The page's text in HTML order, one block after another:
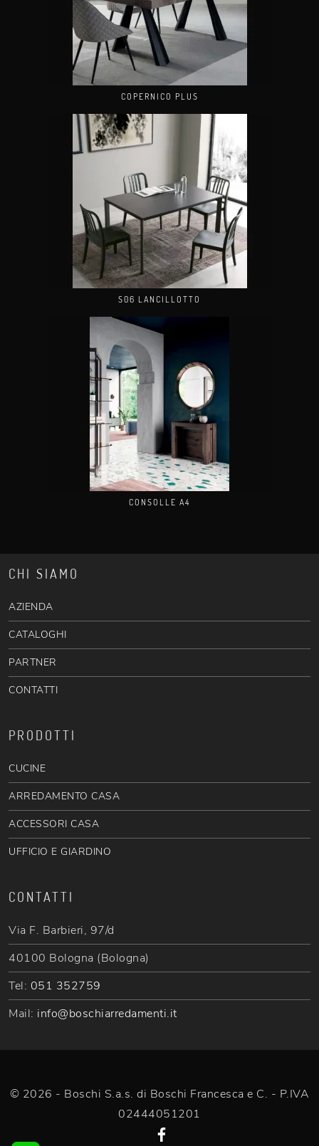
COPERNICO PLUS
S06 LANCILLOTTO
CONSOLLE A4
CHI SIAMO
AZIENDA
CATALOGHI
PARTNER
CONTATTI
PRODOTTI
CUCINE
ARREDAMENTO CASA
ACCESSORI CASA
UFFICIO E GIARDINO
CONTATTI
Via F. Barbieri, 97/d
40100 Bologna (Bologna)
Tel: 051 352759
Mail: info@boschiarredamenti.it
© 2026 - Boschi S.a.s. di Boschi Francesca e C. - P.IVA
02444051201